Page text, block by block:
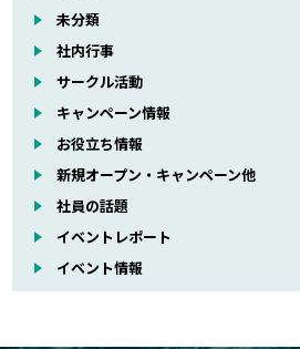
未分類
社内行事
サークル活動
キャンペーン情報
お役立ち情報
新規オープン・キャンペーン他
社員の話題
イベントレポート
イベント情報